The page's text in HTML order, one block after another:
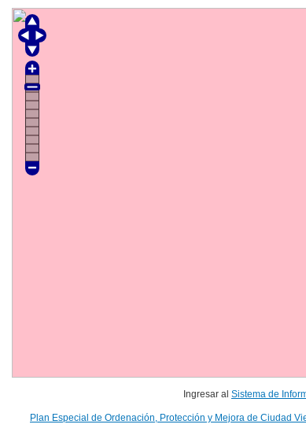
Ingresar al Sistema de
Plan Especial de Ordenación, Protección y Mejora de Ciudad